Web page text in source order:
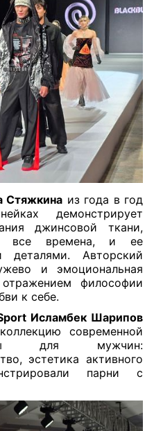
Стяжкина из года в год
демонстрирует
джинсовой ткани,
все времена, и ее
Авторский
и эмоциональная
философии
к себе.
Исламбек Шарипов
современной
для мужчин:
эстетика активного
парни с